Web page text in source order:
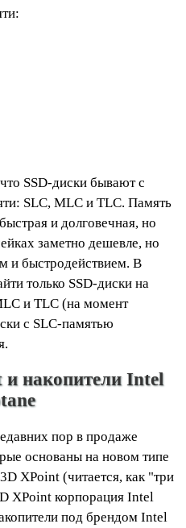
SSD-диски бывают с
SLC, MLC и TLC. Память
и долговечная, но
заметно дешевле, но
и быстродействием. В
только SSD-диски на
и TLC (на момент
с SLC-памятью
накопители Intel
пор в продаже
основаны на новом типе
XPoint (читается, как "три
XPoint корпорация Intel
под брендом Intel